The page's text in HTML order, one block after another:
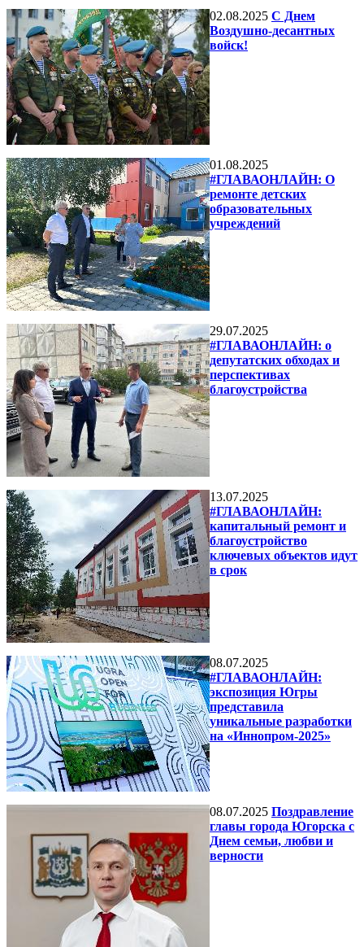
02.08.2025 С Днем
Воздушно-десантных
войск!
01.08.2025
#ГЛАВАОНЛАЙН: О
ремонте детских
образовательных
учреждений
29.07.2025
#ГЛАВАОНЛАЙН: о
депутатских обходах и
перспективах
благоустройства
13.07.2025
#ГЛАВАОНЛАЙН:
капитальный ремонт и
благоустройство
ключевых объектов идут
в срок
08.07.2025
#ГЛАВАОНЛАЙН:
экспозиция Югры
представила
уникальные разработки
на «Иннопром-2025»
08.07.2025 Поздравление
главы города Югорска с
Днем семьи, любви и
верности